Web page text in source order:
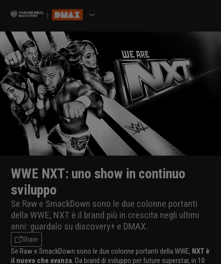
WWE NXT: uno show in continuo
sviluppo
Se Raw e SmackDown sono le due colonne portanti
della WWE, NXT è il brand più in crescita negli ultimi
anni: guardalo su discovery+ e DMAX.
Share
Se Raw e SmackDown sono le due colonne portanti della WWE, NXT è
il nuovo che avanza. Da brand di sviluppo per future superstar, in 10